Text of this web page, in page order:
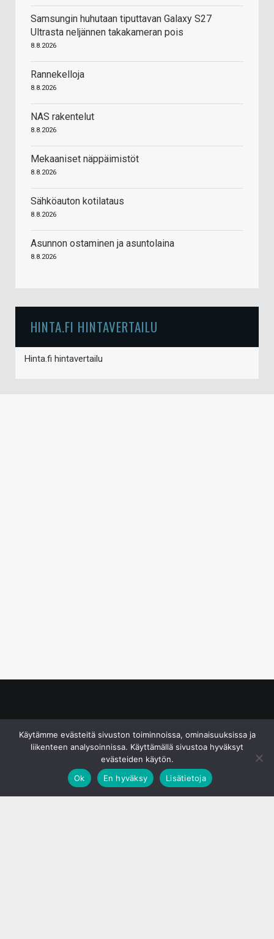
Samsungin huhutaan tiputtavan Galaxy S27
Ultrasta neljännen takakameran pois
8.8.2026
Rannekelloja
8.8.2026
NAS rakentelut
8.8.2026
Mekaaniset näppäimistöt
8.8.2026
Sähköauton kotilataus
8.8.2026
Asunnon ostaminen ja asuntolaina
8.8.2026
HINTA.FI HINTAVERTAILU
Hinta.fi hintavertailu
Käytämme evästeitä sivuston toiminnoissa, ominaisuuksissa ja
liikenteen analysoinnissa. Käyttämällä sivustoa hyväksyt
evästeiden käytön.
Ok
En hyväksy Lisätietoja